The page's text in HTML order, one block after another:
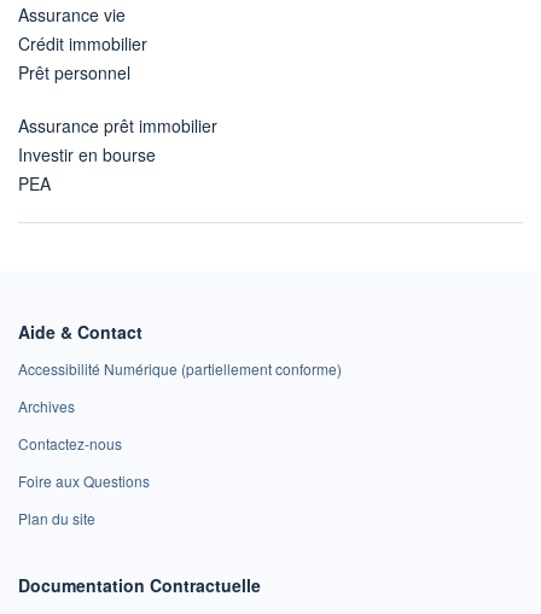
Assurance vie
Crédit immobilier
Prêt personnel
Assurance prêt immobilier
Investir en bourse
PEA
Aide & Contact
Accessibilité Numérique (partiellement conforme)
Archives
Contactez-nous
Foire aux Questions
Plan du site
Documentation Contractuelle